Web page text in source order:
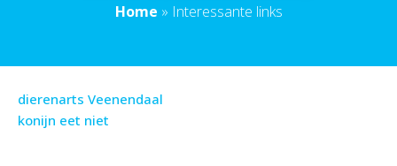
Home » Interessante links
dierenarts Veenendaal
konijn eet niet